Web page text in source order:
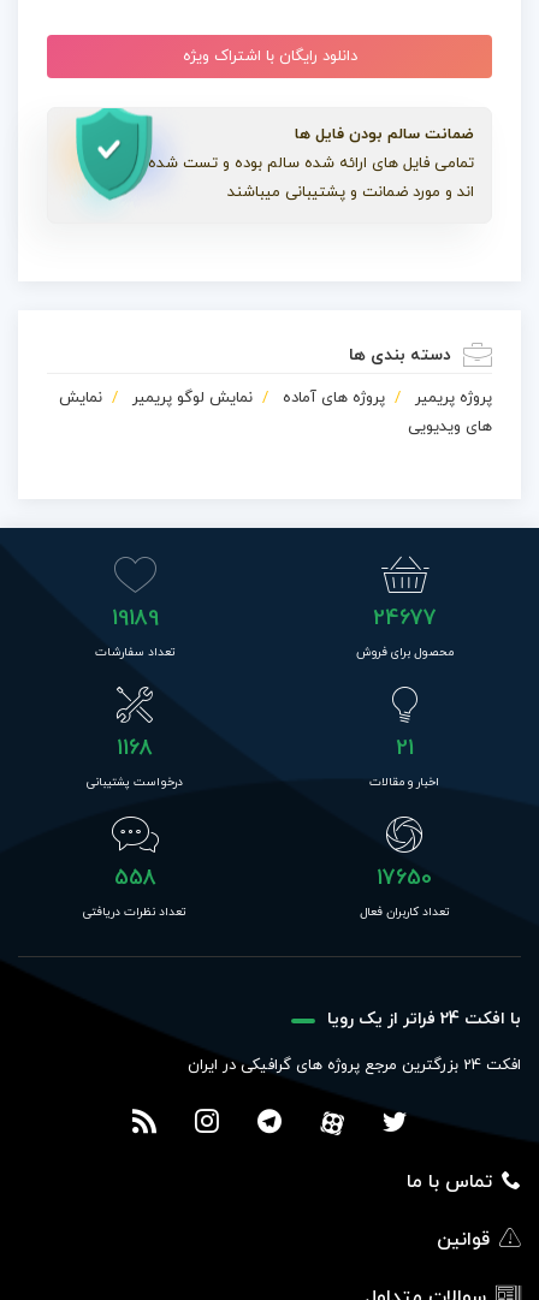
دانلود رایگان با اشتراک ویژه
ضمانت سالم بودن فایل ها
تمامی فایل های ارائه شده سالم بوده و تست شده
اند و مورد ضمانت و پشتیبانی میباشند
دسته بندی ها
پروژه پریمیر پروژه های آماده نمایش لوگو پریمیر
نمایش
های ویدیویی
24677
محصول برای فروش
19189
تعداد سفارشات
21
اخبار و مقالات
1168
درخواست پشتیبانی
17650
تعداد کاربران فعال
558
تعداد نظرات دریافتی
با افکت 24 فراتر از یک رویا
افکت 24 بزرگترین مرجع پروژه های گرافیکی در ایران
تماس با ما
قوانین